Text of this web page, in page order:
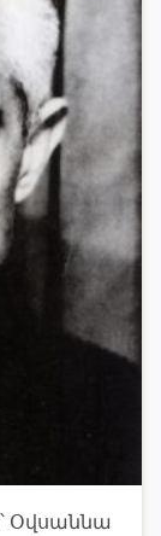
Օվսաննա